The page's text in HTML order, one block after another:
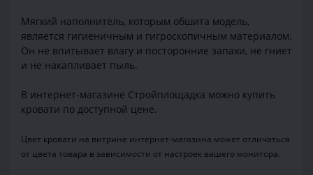
Мягкий наполнитель, которым обшита модель,
является гигиеничным и гигроскопичным материалом.
Он не впитывает влагу и посторонние запахи, не гниет
и не накапливает пыль.
В интернет-магазине Стройплощадка можно купить
кровати по доступной цене.
Цвет кровати на витрине интернет-магазина может отличаться
от цвета товара в зависимости от настроек вашего монитора.